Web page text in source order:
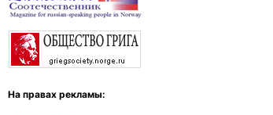
На правах рекламы: